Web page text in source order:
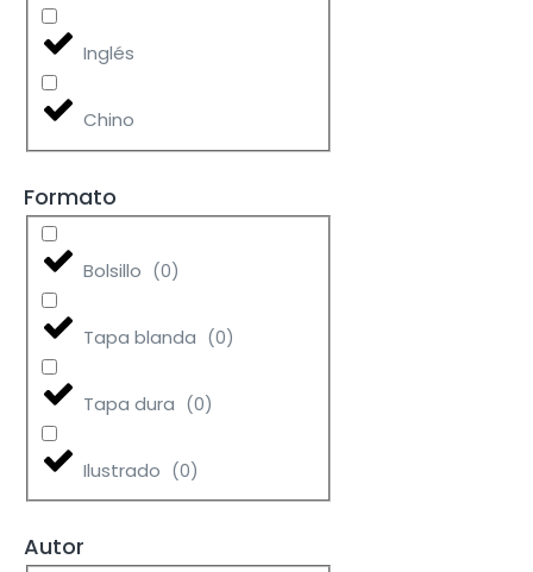
Inglés
Chino
Formato
Bolsillo (0)
Tapa blanda (0)
Tapa dura (0)
Ilustrado (0)
Autor